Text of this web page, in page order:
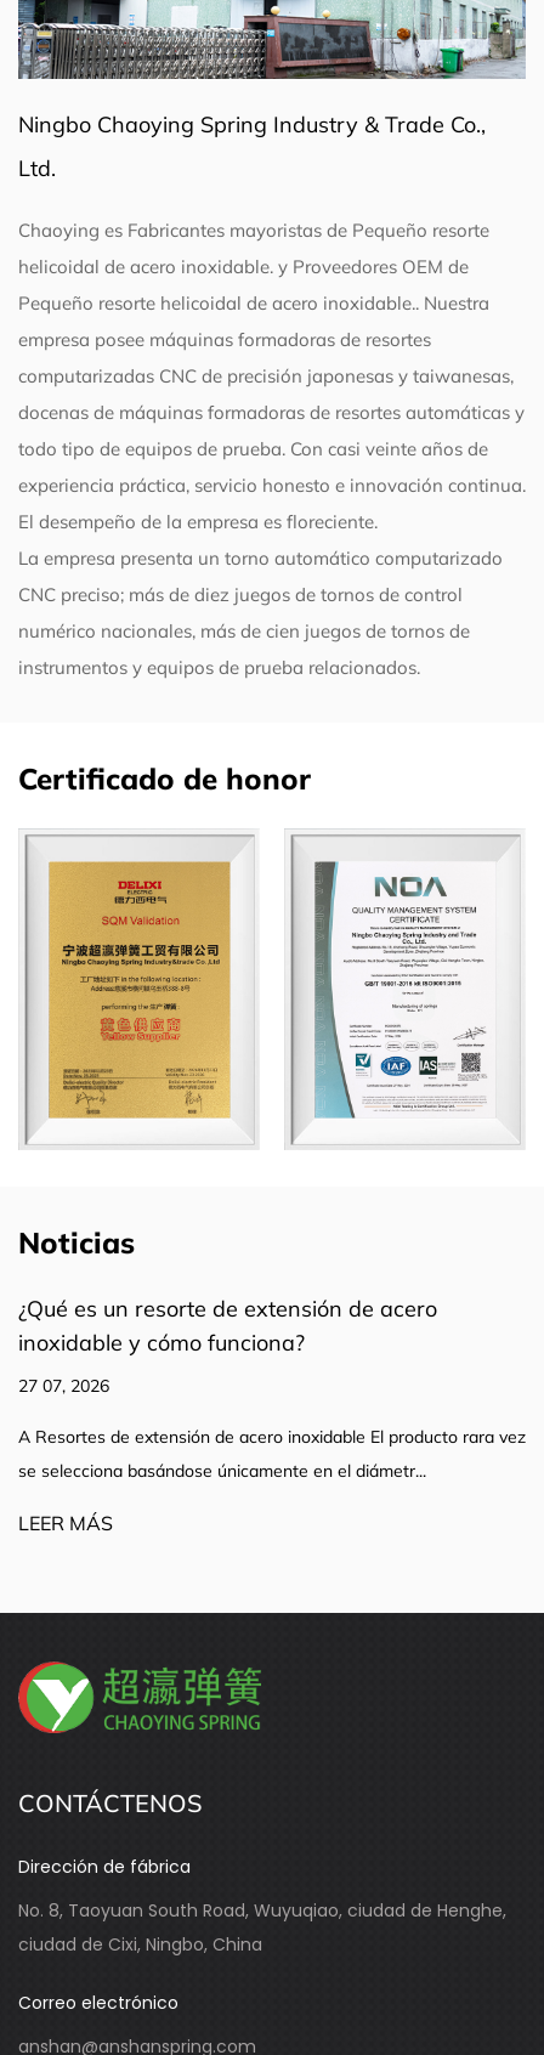
Ningbo Chaoying Spring Industry & Trade Co.,
Ltd.
Chaoying es Fabricantes mayoristas de Pequeño resorte
helicoidal de acero inoxidable. y Proveedores OEM de
Pequeño resorte helicoidal de acero inoxidable.. Nuestra
empresa posee máquinas formadoras de resortes
computarizadas CNC de precisión japonesas y taiwanesas,
docenas de máquinas formadoras de resortes automáticas y
todo tipo de equipos de prueba. Con casi veinte años de
experiencia práctica, servicio honesto e innovación continua.
El desempeño de la empresa es floreciente.
La empresa presenta un torno automático computarizado
CNC preciso; más de diez juegos de tornos de control
numérico nacionales, más de cien juegos de tornos de
instrumentos y equipos de prueba relacionados.
Certificado de honor
Noticias
acero
El producto rara vez
¿Qué es un resorte de torsión y
20 07, 2026
precisión, resortes de torsión representan
CONTÁCTENOS
Dirección de fábrica
No. 8, Taoyuan South Road, Wuyuqiao, ciudad de Henghe,
ciudad de Cixi, Ningbo, China
Correo electrónico
anshan@anshanspring.com